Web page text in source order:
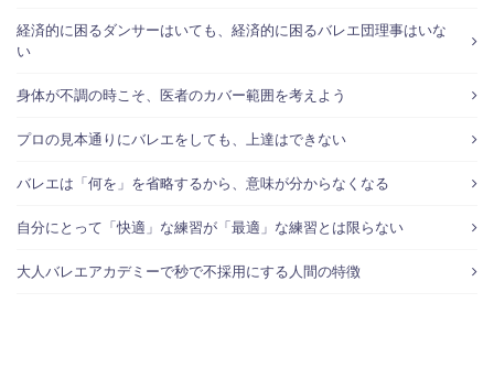
経済的に困るダンサーはいても、経済的に困るバレエ団理事はいな
い
身体が不調の時こそ、医者のカバー範囲を考えよう
プロの見本通りにバレエをしても、上達はできない
バレエは「何を」を省略するから、意味が分からなくなる
自分にとって「快適」な練習が「最適」な練習とは限らない
大人バレエアカデミーで秒で不採用にする人間の特徴